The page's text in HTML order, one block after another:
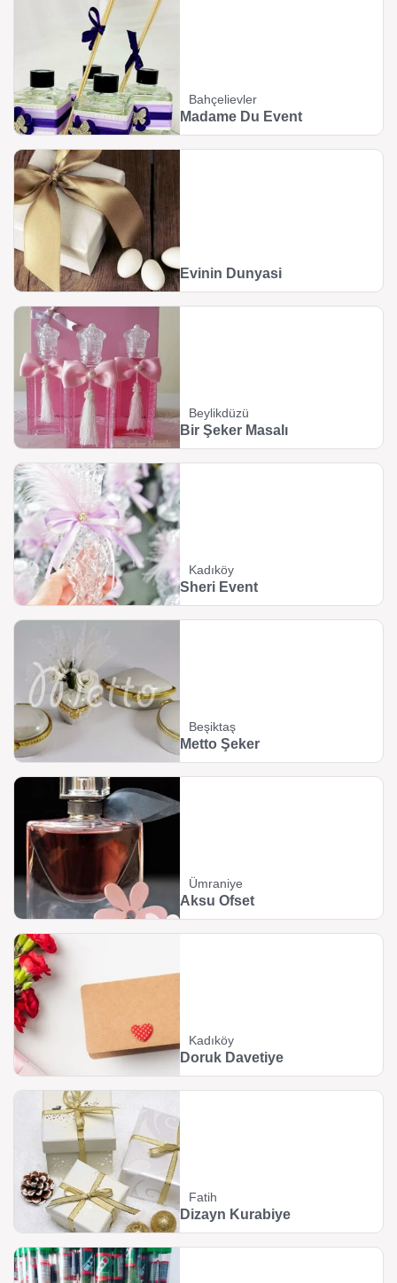
Bahçelievler
Madame Du Event
Evinin Dunyasi
Beylikdüzü
Bir Şeker Masalı
Kadıköy
Sheri Event
Beşiktaş
Metto Şeker
Ümraniye
Aksu Ofset
Kadıköy
Doruk Davetiye
Fatih
Dizayn Kurabiye